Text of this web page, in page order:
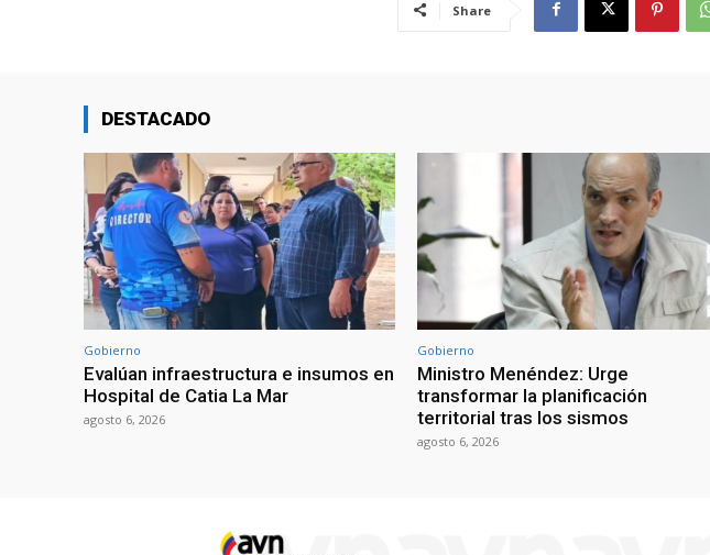
Share
DESTACADO
Gobierno
Evalúan infraestructura e insumos en
Hospital de Catia La Mar
agosto 6, 2026
Gobierno
Ministro Menéndez: Urge
transformar la planificación
territorial tras los sismos
agosto 6, 2026